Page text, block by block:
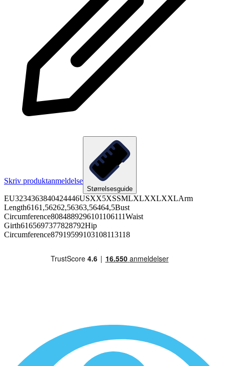
Skriv produktanmeldelse
Størrelsesguide
EU3234363840424446USXX5XSSMLXLXXLXXLArm
Length6161,56262,56363,56464,5Bust
Circumference8084889296101106111Waist
Girth6165697377828792Hip
Circumference87919599103108113118